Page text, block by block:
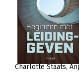
Charlotte Staats